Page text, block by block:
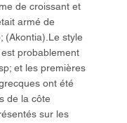
de croissant et
armé de
(Akontia).Le style
probablement
et les premières
ont été
de la côte
sur les